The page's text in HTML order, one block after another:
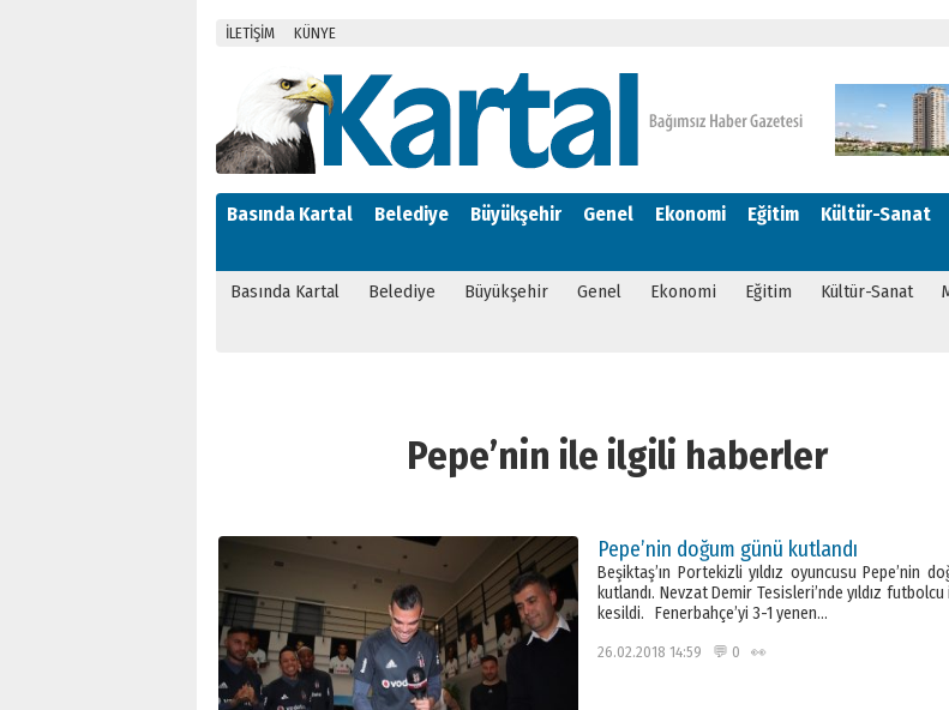
İLETİŞİM KÜNYE
Basında Kartal Belediye Büyükşehir Genel Ekonomi Eğitim Kültür-Sanat
Basında Kartal Belediye Büyükşehir Genel Ekonomi Eğitim Kültür-Sanat
Pepe’nin ile ilgili haberler
Pepe’nin doğum günü kutlandı
Beşiktaş’ın Portekizli yıldız oyuncusu Pepe’nin
kutlandı. Nevzat Demir Tesisleri’nde yıldız
kesildi. Fenerbahçe’yi 3-1 yenen…
26.02.2018 14:59 💬 0 👀